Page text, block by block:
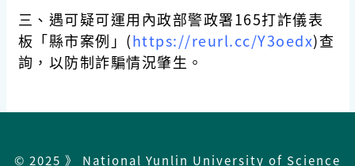
三、遇可疑可運用內政部警政署165打詐儀表
板「縣市案例」(https://reurl.cc/Y3oedx)查
詢，以防制詐騙情況肇生。
© 2025 》 National Yunlin University of Science